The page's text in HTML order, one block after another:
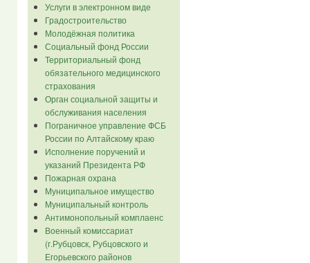
Услуги в электронном виде
Градостроительство
Молодёжная политика
Социальный фонд России
Территориальный фонд
обязательного медицинского
страхования
Орган социальной защиты и
обслуживания населения
Пограничное управление ФСБ
России по Алтайскому краю
Исполнение поручений и
указаний Президента РФ
Пожарная охрана
Муниципальное имущество
Муниципальный контроль
Антимонопольный комплаенс
Военный комиссариат
(г.Рубцовск, Рубцовского и
Егорьевского районов